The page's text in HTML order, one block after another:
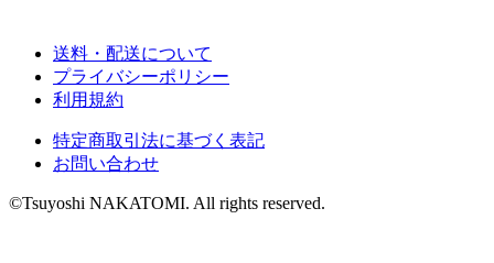
送料・配送について
プライバシーポリシー
利用規約
特定商取引法に基づく表記
お問い合わせ
©Tsuyoshi NAKATOMI. All rights reserved.